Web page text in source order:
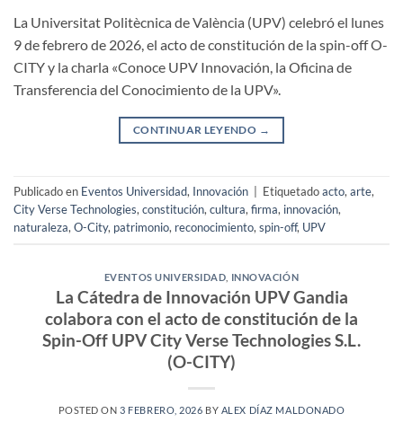
La Universitat Politècnica de València (UPV) celebró el lunes
9 de febrero de 2026, el acto de constitución de la spin-off O-
CITY y la charla «Conoce UPV Innovación, la Oficina de
Transferencia del Conocimiento de la UPV».
CONTINUAR LEYENDO →
Publicado en Eventos Universidad, Innovación Etiquetadoacto, arte,
City Verse Technologies, constitución, cultura, firma, innovación,
naturaleza, O-City, patrimonio, reconocimiento, spin-off, UPV
EVENTOS UNIVERSIDAD INNOVACIÓN
La Cátedra de Innovación UPV Gandia
colabora con el acto de constitución de la
Spin-Off UPV City Verse Technologies S.L.
(O-CITY)
POSTED ON3 FEBRERO, 2026 BY ALEX DÍAZ MALDONADO